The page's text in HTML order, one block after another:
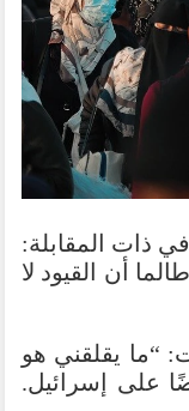
ذات المقابلة:
أن القيود لا
“ما يقلقني هو
على إسرائيل.